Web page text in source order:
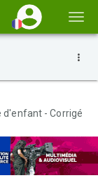
la
d'enfant - Corrigé